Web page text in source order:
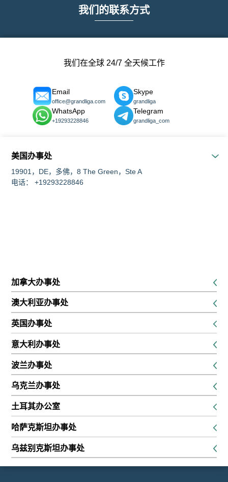
我们的联系方式
美国办事处
19901，DE，多佛，8 The Green，Ste A
电话： +19293228846
加拿大办事处
K1P 5G3，渥太华，116 Albert Street Suites 200 & 300
电话： +16134168826
澳大利亚办事处
新南威尔士州悉尼市乔治街 680 号 45 层 680 世界广场
电话： +61291889474
英国办事处
SE13 6EE，伦敦，刘易舍姆大街 132 号，1 楼
电话： +442045771988
意大利办事处
51016，PT，蒙特卡蒂尼泰尔梅，翁布里亚路，8a
电话： +390550939375
波兰办事处
31-231, 克拉科夫, 博西亚纳街 22
电话： +48573569455
乌克兰办事处
01133，基辅，bul。 Lesi Ukrainky，26 岁，办公室 613
电话： +380443395088
土耳其办公室
34710 Kadıköy/伊斯坦布尔, Caferağa, Gen. Asım Gündüz St.
No: 64, D: 3
电话： +905300166568
哈萨克斯坦办事处
C10E6C7，阿斯塔纳，Dinmukhamed Kunaev 街 10 号，3 楼
电话： +77172696699
乌兹别克斯坦办事处
100097，塔什干市，奇兰扎尔区，C区，4B
我们在全球 24/7 全天候工作
Email
office@grandliga.com
Skype
grandliga
WhatsApp
+19293228846
Telegram
grandliga_com